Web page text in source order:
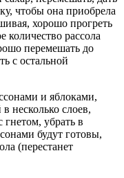
чтобы она приобрела
хорошо прогреть
количество рассола
перемешать до
с остальной
и яблоками,
несколько слоев,
убрать в
будут готовы,
(перестанет